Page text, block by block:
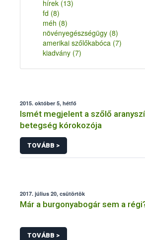
hírek (13)
fd (8)
méh (8)
növényegészségügy (8)
amerikai szőlőkabóca (7)
kiadvány (7)
2015. október 5, hétfő
Ismét megjelent a szőlő
betegség kórokozója
TOVÁBB >
2017. július 20, csütörtök
Már a burgonyabogár sem a
TOVÁBB >